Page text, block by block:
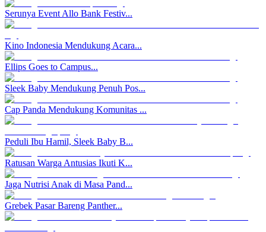
Serunya Event Allo Bank Festiv...
Kino Indonesia Mendukung Acara...
Ellips Goes to Campus...
Sleek Baby Mendukung Penuh Pos...
Cap Panda Mendukung Komunitas ...
Peduli Ibu Hamil, Sleek Baby B...
Ratusan Warga Antusias Ikuti K...
Jaga Nutrisi Anak di Masa Pand...
Grebek Pasar Bareng Panther...